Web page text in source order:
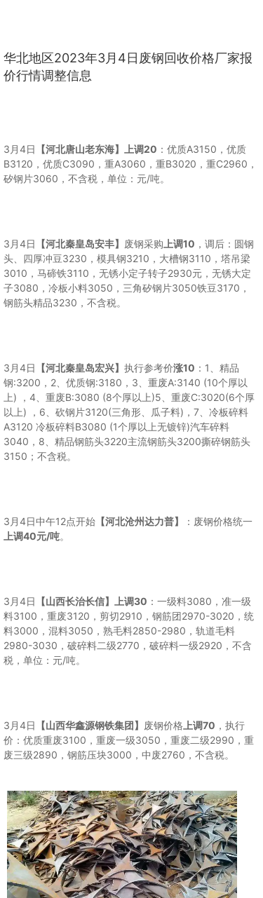
华北地区2023年3月4日废钢回收价格厂家报
价行情调整信息
3月4日 【河北唐山老东海】 上调20 ：优质A3150，优质
B3120，优质C3090，重A3060，重B3020，重C2960，
矽钢片3060，不含税，单位：元/吨。
3月4日 【河北秦皇岛安丰】 废钢采购 上调10 ，调后：圆钢
头、四厚冲豆3230，模具钢3210，大槽钢3110，塔吊梁
3010，马碲铁3110，无锈小定子转子2930元，无锈大定
子3080，冷板小料3050，三角矽钢片3050铁豆3170，
钢筋头精品3230，不含税。
3月4日 【河北秦皇岛宏兴】 执行参考价涨10 ：1、精品
钢:3200，2、优质钢:3180，3、重废A:3140 (10个厚以
上) ，4、重废B:3080 (8个厚以上)5、重废C:3020(6个厚
以上) ，6、砍钢片3120(三角形、瓜子料)，7、冷板碎料
A3120 冷板碎料B3080 (1个厚以上无镀锌)汽车碎料
3040，8、精品钢筋头3220主流钢筋头3200撕碎钢筋头
3150；不含税。
3月4日中午12点开始 【河北沧州达力普】
：废钢价格统一
上调40元/吨。
3月4日 【山西长治长信】 上调30 ：一级料3080，准一级
料3100，重废3120，剪切2910，钢筋团2970-3020，统
料3000，混料3050，熟毛料2850-2980，轨道毛料
2980-3030，破碎料二级2770，破碎料一级2920，不含
税，单位：元/吨。
3月4日 【山西华鑫源钢铁集团】 废钢价格 上调70 ，执行
价：优质重废3100，重废一级3050，重废二级2990，重
废三级2890，钢筋压块3000，中废2760，不含税。